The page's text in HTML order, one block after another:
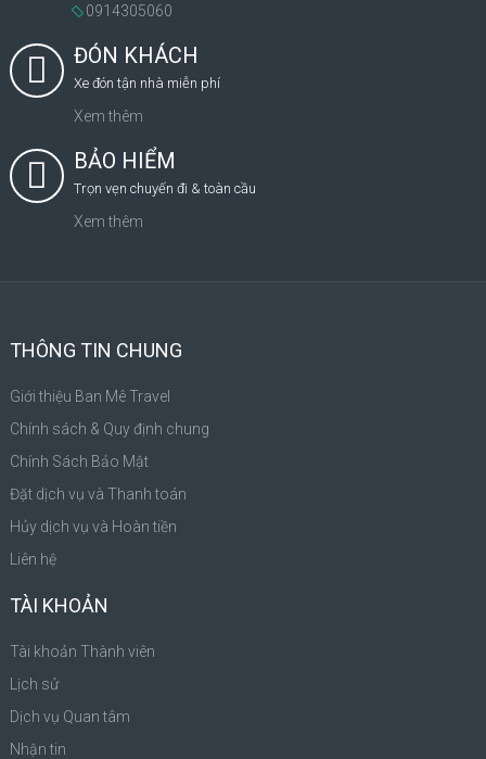
0914305060
ĐÓN KHÁCH
Xe đón tận nhà miễn phí
Xem thêm
BẢO HIỂM
Trọn vẹn chuyến đi & toàn cầu
Xem thêm
THÔNG TIN CHUNG
Giới thiệu Ban Mê Travel
Chính sách & Quy định chung
Chính Sách Bảo Mật
Đặt dịch vụ và Thanh toán
Hủy dịch vụ và Hoàn tiền
Liên hệ
TÀI KHOẢN
Tài khoản Thành viên
Lịch sử
Dịch vụ Quan tâm
Nhận tin